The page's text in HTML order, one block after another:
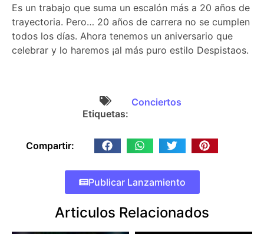
Es un trabajo que suma un escalón más a 20 años de
trayectoria. Pero… 20 años de carrera no se cumplen
todos los días. Ahora tenemos un aniversario que
celebrar y lo haremos ¡al más puro estilo Despistaos.
Etiquetas:
Conciertos
Compartir:
Publicar Lanzamiento
Articulos Relacionados